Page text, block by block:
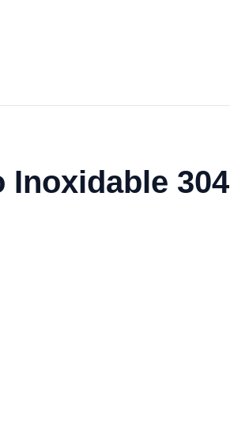
Inoxidable 304